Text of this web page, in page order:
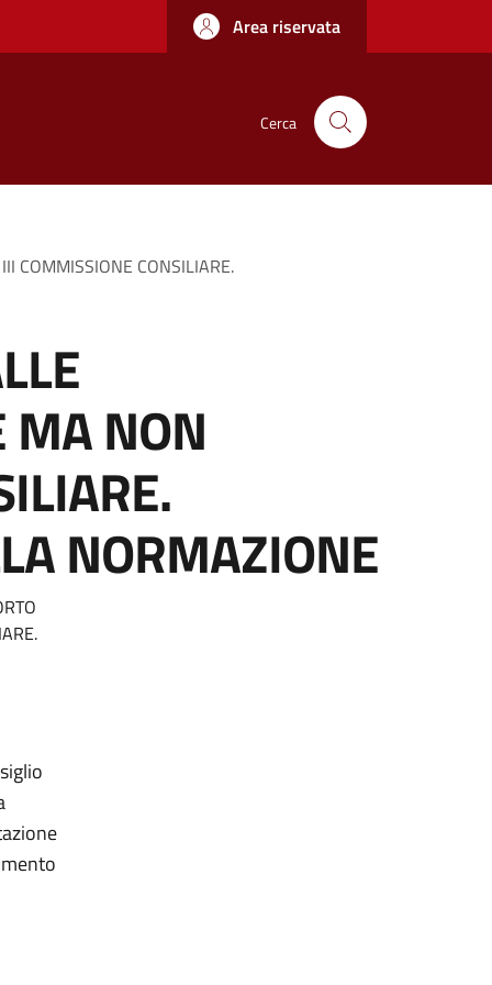
Area riservata
Cerca
COMMISSIONE CONSILIARE.
MA NON
NORMAZIONE